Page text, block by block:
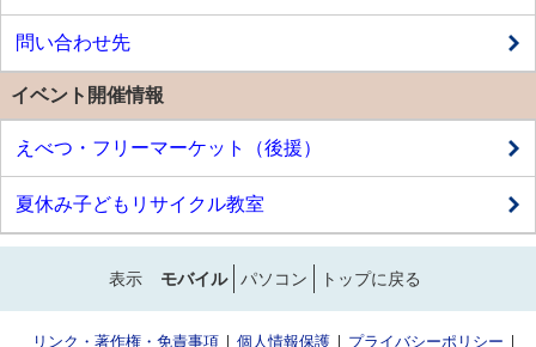
問い合わせ先
イベント開催情報
えべつ・フリーマーケット（後援）
夏休み子どもリサイクル教室
表示 モバイル パソコン トップに戻る
リンク・著作権・免責事項 個人情報保護 プライバシーポリシー